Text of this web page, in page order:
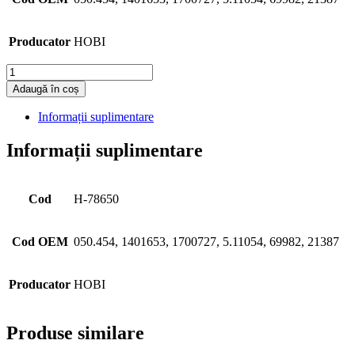
Producator HOBI
Cantitate
Adaugă în coș
Informații suplimentare
Informații suplimentare
Cod H-78650
Cod OEM 050.454, 1401653, 1700727, 5.11054, 69982, 21387
Producator HOBI
Produse similare